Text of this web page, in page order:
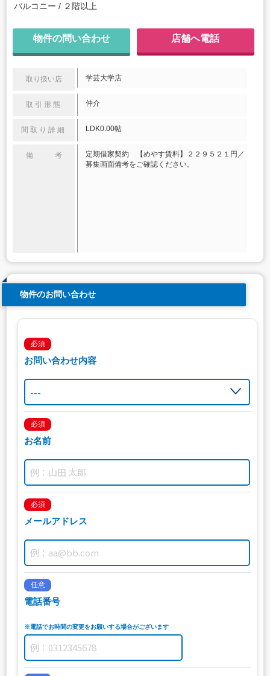
バルコニー
２階以上
物件の問い合わせ 店舗へ電話
取り扱い店 学芸大学店
取引形態 仲介
間取り詳細 LDK0.00帖
備 考
定期借家契約 【めやす賃料】２２９５２１円／
募集画面備考をご確認ください。
物件のお問い合わせ
必須
お問い合わせ内容
必須
お名前
必須
メールアドレス
任意
電話番号
※電話でお時間の変更をお願いする場合がございます